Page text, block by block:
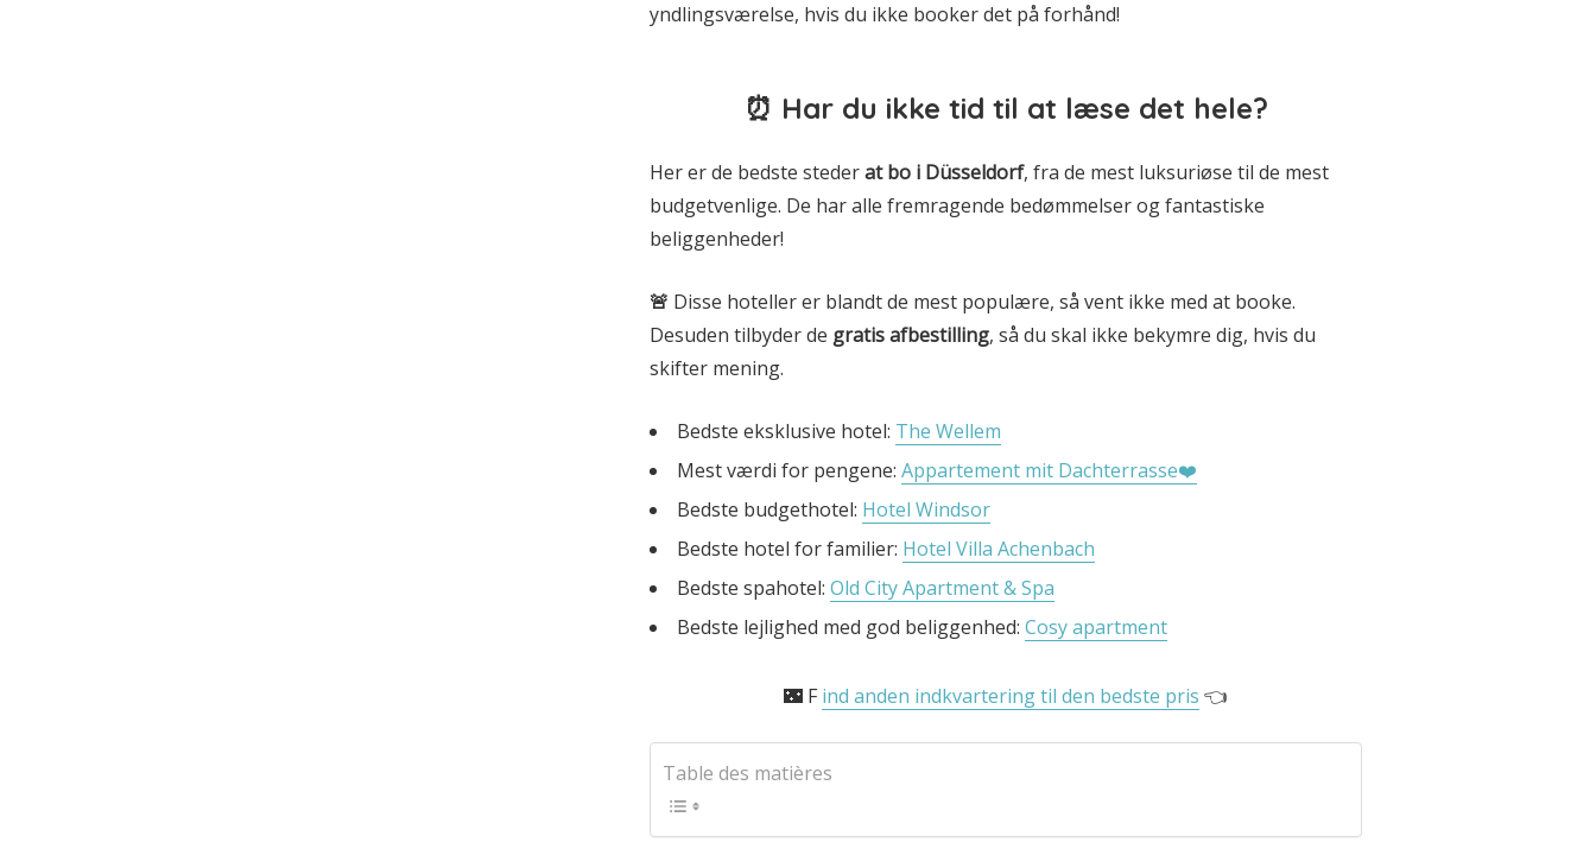
yndlingsværelse, hvis du ikke booker det på forhånd!
⏰ Har du ikke tid til at læse det hele?
Her er de bedste stederat bo i Düsseldorf, fra de mest luksuriøse til de mest
budgetvenlige. De har alle fremragende bedømmelser og fantastiske
beliggenheder!
🚨 Disse hoteller er blandt de mest populære, så vent ikke med at booke.
Desuden tilbyder de gratis afbestilling, så du skal ikke bekymre dig, hvis du
skifter mening.
Bedste eksklusive hotel: The Wellem
Mest værdi for pengene: Appartement mit Dachterrasse❤️
Bedste budgethotel: Hotel Windsor
Bedste hotel for familier: Hotel Villa Achenbach
Bedste spahotel: Old City Apartment & Spa
Bedste lejlighed med god beliggenhed: Cosy apartment
🌃 F ind anden indkvartering til den bedste pris 👈
Table des matières